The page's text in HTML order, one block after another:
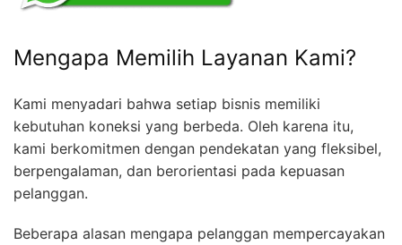
Mengapa Memilih Layanan Kami?
Kami menyadari bahwa setiap bisnis memiliki
kebutuhan koneksi yang berbeda. Oleh karena itu,
kami berkomitmen dengan pendekatan yang fleksibel,
berpengalaman, dan berorientasi pada kepuasan
pelanggan.
Beberapa alasan mengapa pelanggan mempercayakan